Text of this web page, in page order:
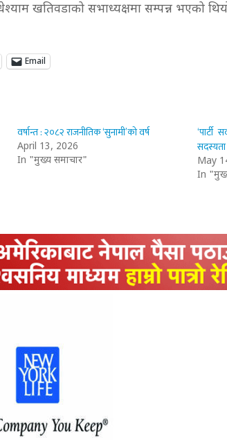
खतिवडाको सभाध्यक्षमा सम्पन्न भएको
Email
वर्षान्त : २०८२ राजनीतिक ‘सुनामी’को वर्ष
April 13, 2026
In "मुख्य समाचार"
सदस्यता
May
In